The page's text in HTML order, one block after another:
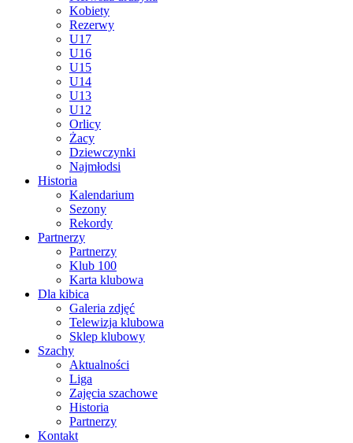
Kobiety
Rezerwy
U17
U16
U15
U14
U13
U12
Orlicy
Żacy
Dziewczynki
Najmłodsi
Historia
Kalendarium
Sezony
Rekordy
Partnerzy
Partnerzy
Klub 100
Karta klubowa
Dla kibica
Galeria zdjęć
Telewizja klubowa
Sklep klubowy
Szachy
Aktualności
Liga
Zajęcia szachowe
Historia
Partnerzy
Kontakt